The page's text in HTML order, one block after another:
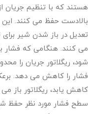
هستند که با تنظیم جریان
بالادست حفظ می کنند.
تعدیل در باز شدن شیر
می کنند. هنگامی که فشار
شود، ریگلاتور جریان را
فشار را کاهش می دهد.
کاهش یابد، ریگلاتور باز
سطح فشار مورد نظر حفظ